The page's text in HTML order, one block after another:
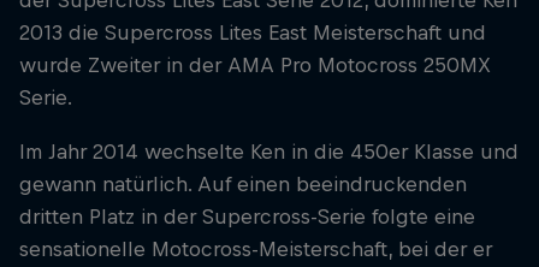
2013 die Supercross Lites East Meisterschaft und
wurde Zweiter in der AMA Pro Motocross 250MX
Serie.
Im Jahr 2014 wechselte Ken in die 450er Klasse und
gewann natürlich. Auf einen beeindruckenden
dritten Platz in der Supercross-Serie folgte eine
sensationelle Motocross-Meisterschaft, bei der er